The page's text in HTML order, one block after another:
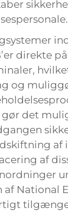
direkte
og
det
af
af
af National